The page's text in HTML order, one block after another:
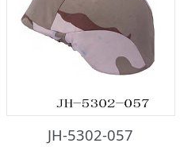
JH-5302-057